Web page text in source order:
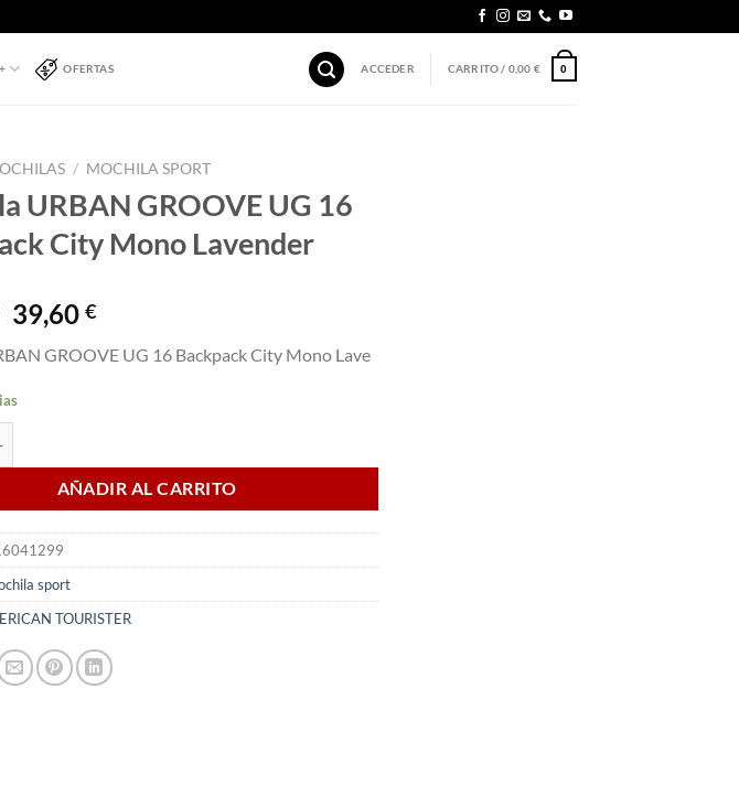
OFERTAS ACCEDER CARRITO / 0,00 € 0
/ MOCHILA SPORT
URBAN GROOVE UG 16
City Mono Lavender
El
precio
original
era:
44,00 €.
39,60€El
actual
GROOVE UG 16 Backpack City Mono Lave
AÑADIR AL CARRITO
sport
TOURISTER